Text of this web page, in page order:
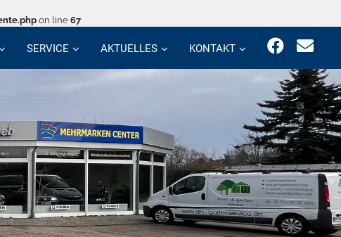
on line 67
SERVICE AKTUELLES KONTAKT